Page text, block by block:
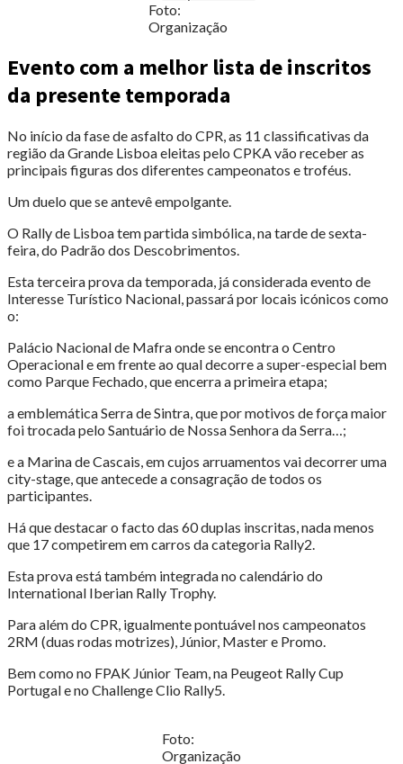
Foto:
Organização
Evento com a melhor lista de inscritos
da presente temporada
No início da fase de asfalto do CPR, as 11 classificativas da
região da Grande Lisboa eleitas pelo CPKA vão receber as
principais figuras dos diferentes campeonatos e troféus.
Um duelo que se antevê empolgante.
O Rally de Lisboa tem partida simbólica, na tarde de sexta-
feira, do Padrão dos Descobrimentos.
Esta terceira prova da temporada, já considerada evento de
Interesse Turístico Nacional, passará por locais icónicos como
o:
Palácio Nacional de Mafra onde se encontra o Centro
Operacional e em frente ao qual decorre a super-especial bem
como Parque Fechado, que encerra a primeira etapa;
a emblemática Serra de Sintra, que por motivos de força maior
foi trocada pelo Santuário de Nossa Senhora da Serra…;
e a Marina de Cascais, em cujos arruamentos vai decorrer uma
city-stage, que antecede a consagração de todos os
participantes.
Há que destacar o facto das 60 duplas inscritas, nada menos
que 17 competirem em carros da categoria Rally2.
Esta prova está também integrada no calendário do
International Iberian Rally Trophy.
Para além do CPR, igualmente pontuável nos campeonatos
2RM (duas rodas motrizes), Júnior, Master e Promo.
Bem como no FPAK Júnior Team, na Peugeot Rally Cup
Portugal e no Challenge Clio Rally5.
Foto:
Organização